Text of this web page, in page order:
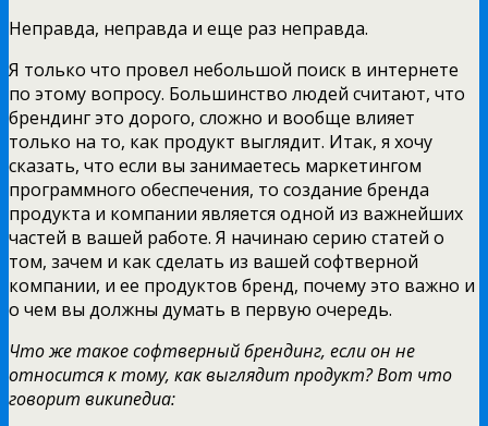
Неправда, неправда и еще раз неправда.
Я только что провел небольшой поиск в интернете
по этому вопросу. Большинство людей считают, что
брендинг это дорого, сложно и вообще влияет
только на то, как продукт выглядит. Итак, я хочу
сказать, что если вы занимаетесь маркетингом
программного обеспечения, то создание бренда
продукта и компании является одной из важнейших
частей в вашей работе. Я начинаю серию статей о
том, зачем и как сделать из вашей софтверной
компании, и ее продуктов бренд, почему это важно и
о чем вы должны думать в первую очередь.
Что же такое софтверный брендинг, если он не
относится к тому, как выглядит продукт? Вот что
говорит википедиа: